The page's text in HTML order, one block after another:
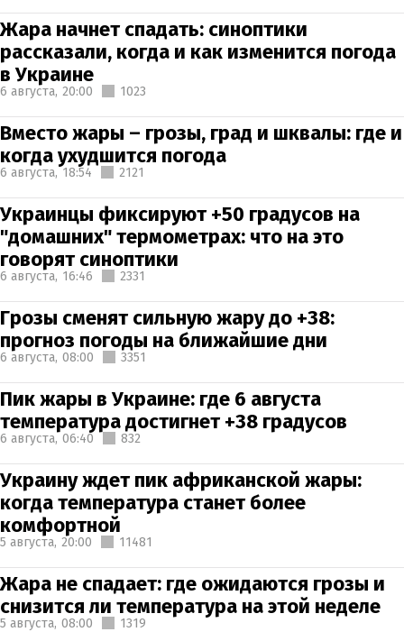
Жара начнет спадать: синоптики
рассказали, когда и как изменится погода
в Украине
6 августа, 20:00 1023
Вместо жары – грозы, град и шквалы: где и
когда ухудшится погода
6 августа, 18:54 2121
Украинцы фиксируют +50 градусов на
"домашних" термометрах: что на это
говорят синоптики
6 августа, 16:46 2331
Грозы сменят сильную жару до +38:
прогноз погоды на ближайшие дни
6 августа, 08:00 3351
Пик жары в Украине: где 6 августа
температура достигнет +38 градусов
6 августа, 06:40 832
Украину ждет пик африканской жары:
когда температура станет более
комфортной
5 августа, 20:00 11481
Жара не спадает: где ожидаются грозы и
снизится ли температура на этой неделе
5 августа, 08:00 1319